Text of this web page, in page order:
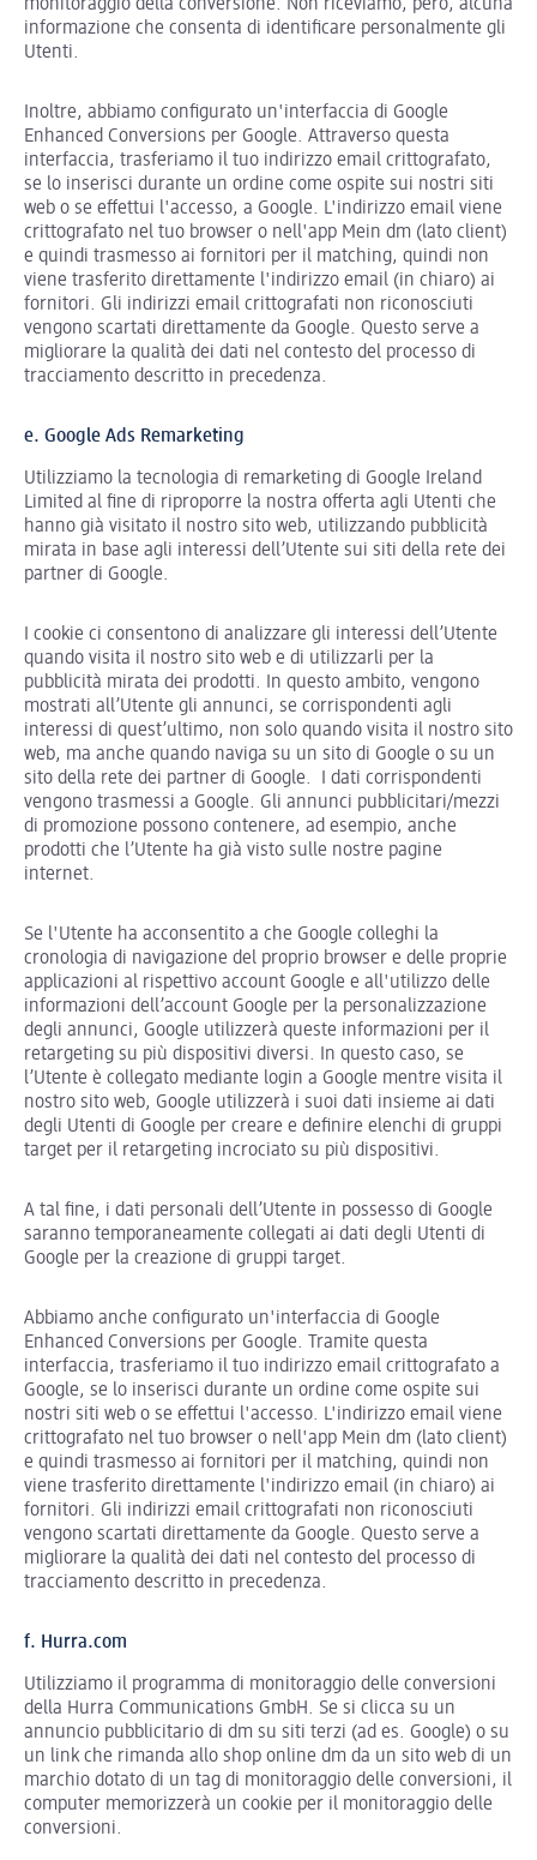
monitoraggio della conversione. Non riceviamo, però, alcuna
informazione che consenta di identificare personalmente gli
Utenti.
Inoltre, abbiamo configurato un'interfaccia di Google
Enhanced Conversions per Google. Attraverso questa
interfaccia, trasferiamo il tuo indirizzo email crittografato,
se lo inserisci durante un ordine come ospite sui nostri siti
web o se effettui l'accesso, a Google. L'indirizzo email viene
crittografato nel tuo browser o nell'app Mein dm (lato client)
e quindi trasmesso ai fornitori per il matching, quindi non
viene trasferito direttamente l'indirizzo email (in chiaro) ai
fornitori. Gli indirizzi email crittografati non riconosciuti
vengono scartati direttamente da Google. Questo serve a
migliorare la qualità dei dati nel contesto del processo di
tracciamento descritto in precedenza.
e. Google Ads Remarketing
Utilizziamo la tecnologia di remarketing di Google Ireland
Limited al fine di riproporre la nostra offerta agli Utenti che
hanno già visitato il nostro sito web, utilizzando pubblicità
mirata in base agli interessi dell’Utente sui siti della rete dei
partner di Google.
I cookie ci consentono di analizzare gli interessi dell’Utente
quando visita il nostro sito web e di utilizzarli per la
pubblicità mirata dei prodotti. In questo ambito, vengono
mostrati all’Utente gli annunci, se corrispondenti agli
interessi di quest’ultimo, non solo quando visita il nostro sito
web, ma anche quando naviga su un sito di Google o su un
sito della rete dei partner di Google. I dati corrispondenti
vengono trasmessi a Google. Gli annunci pubblicitari/mezzi
di promozione possono contenere, ad esempio, anche
prodotti che l’Utente ha già visto sulle nostre pagine
internet.
Se l'Utente ha acconsentito a che Google colleghi la
cronologia di navigazione del proprio browser e delle proprie
applicazioni al rispettivo account Google e all'utilizzo delle
informazioni dell’account Google per la personalizzazione
degli annunci, Google utilizzerà queste informazioni per il
retargeting su più dispositivi diversi. In questo caso, se
l’Utente è collegato mediante login a Google mentre visita il
nostro sito web, Google utilizzerà i suoi dati insieme ai dati
degli Utenti di Google per creare e definire elenchi di gruppi
target per il retargeting incrociato su più dispositivi.
A tal fine, i dati personali dell’Utente in possesso di Google
saranno temporaneamente collegati ai dati degli Utenti di
Google per la creazione di gruppi target.
Abbiamo anche configurato un'interfaccia di Google
Enhanced Conversions per Google. Tramite questa
interfaccia, trasferiamo il tuo indirizzo email crittografato a
Google, se lo inserisci durante un ordine come ospite sui
nostri siti web o se effettui l'accesso. L'indirizzo email viene
crittografato nel tuo browser o nell'app Mein dm (lato client)
e quindi trasmesso ai fornitori per il matching, quindi non
viene trasferito direttamente l'indirizzo email (in chiaro) ai
fornitori. Gli indirizzi email crittografati non riconosciuti
vengono scartati direttamente da Google. Questo serve a
migliorare la qualità dei dati nel contesto del processo di
tracciamento descritto in precedenza.
f. Hurra.com
Utilizziamo il programma di monitoraggio delle conversioni
della Hurra Communications GmbH. Se si clicca su un
annuncio pubblicitario di dm su siti terzi (ad es. Google) o su
un link che rimanda allo shop online dm da un sito web di un
marchio dotato di un tag di monitoraggio delle conversioni, il
computer memorizzerà un cookie per il monitoraggio delle
conversioni.